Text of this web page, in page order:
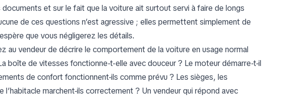
et sur le fait que la voiture ait surtout servi à faire de longs
de ces questions n’est agressive ; elles permettent simplement de
que vous négligerez les détails.
au vendeur de décrire le comportement de la voiture en usage normal
boîte de vitesses fonctionne-t-elle avec douceur ? Le moteur démarre-t-il
de confort fonctionnent-ils comme prévu ? Les sièges, les
marchent-ils correctement ? Un vendeur qui répond avec